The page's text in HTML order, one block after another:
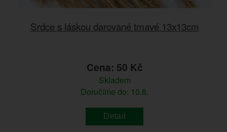
Srdce s láskou darované tmavé 13x13cm
Cena: 50 Kč
Skladem
Doručíme do: 10.8.
Detail